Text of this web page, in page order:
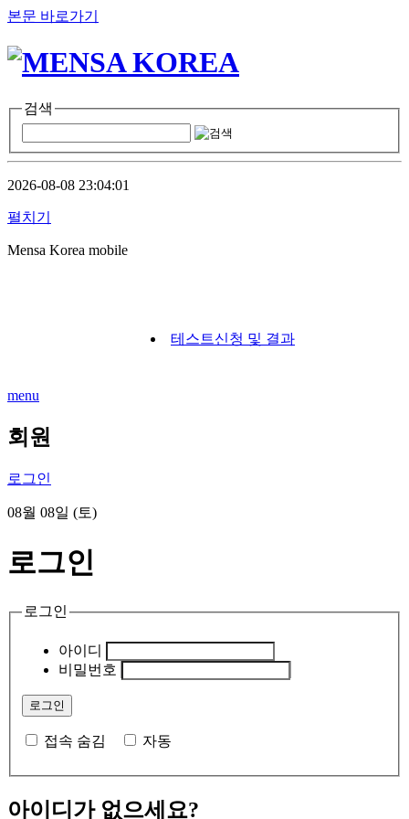
본문 바로가기
검색
2026-08-08 23:04:01
펼치기
Mensa Korea mobile
테스트신청 및 결과
menu
회원
로그인
08월 08일 (토)
로그인
로그인
아이디
비밀번호
접속 숨김 자동
아이디가 없으세요?